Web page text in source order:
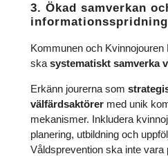
3. Ökad samverkan
informationsspridning
Kommunen och Kvinnojouren
ska systematiskt samverka
Erkänn jourerna som
välfärdsaktörermed unik
mekanismer. Inkludera
planering, utbildning och
Våldsprevention ska inte vara